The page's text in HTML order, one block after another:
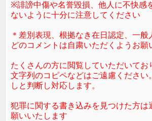
※誹謗中傷や名誉毀損、他人に不快感
ないように十分に注意してください
＊差別表現、根拠なき在日認定、一般
どのコメントは自粛いただくようお願
たくさんの方に閲覧していただいてお
文字列のコピペなどはご遠慮ください
しと判断し対応します。
犯罪に関する書き込みを見つけた方は
願いいたします